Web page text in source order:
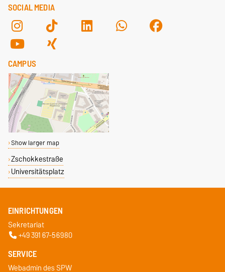
SOCIAL MEDIA
CAMPUS
Show larger map
Zschokkestraße
Universitätsplatz
EINRICHTUNGEN
Sekretariat
+49 391 67-56980
SERVICE
Webadmin des SPW